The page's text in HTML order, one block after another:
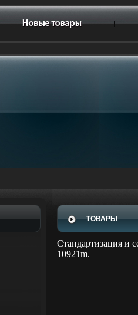
ТОВАРЫ
Стандартизация и
10921m.